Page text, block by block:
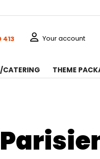
413 Your account
THEME